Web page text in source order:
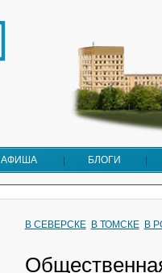
АФИША БЛОГИ
В СЕВЕРСКЕ В ТОМСКЕ В